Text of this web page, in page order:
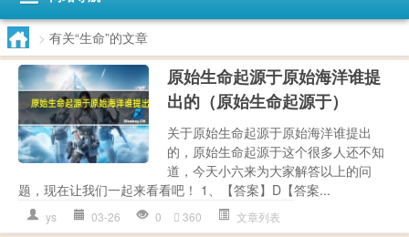
> 有关“生命”的文章
原始生命起源于原始海洋谁提
出的（原始生命起源于）
关于原始生命起源于原始海洋谁提出
的，原始生命起源于这个很多人还不知
道，今天小六来为大家解答以上的问
题，现在让我们一起来看看吧！ 1、【答案】D【答案...
ys 03-26 0 360 文章列表